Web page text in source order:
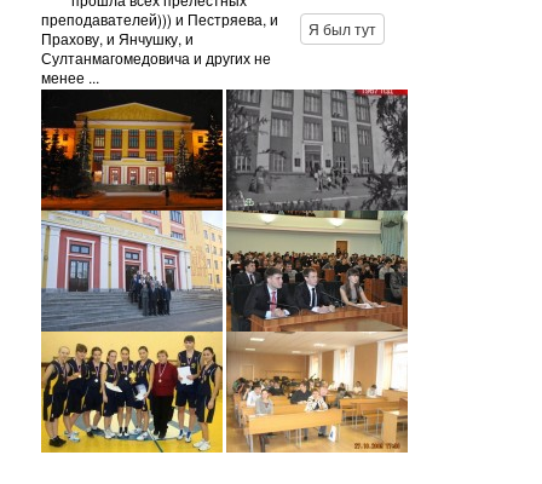
преподавателей))) и Пестряева, и
Прахову, и Янчушку, и
Султанмагомедовича и других не
менее ...
Я был тут